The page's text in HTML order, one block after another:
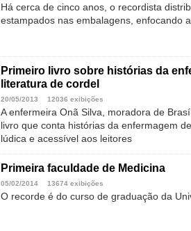
Há cerca de cinco anos, o recordista
estampados nas embalagens, enfocando
Primeiro livro sobre histórias da
literatura de cordel
20/05/2013 12036 exibições
A enfermeira Onã Silva, moradora de
livro que conta histórias da enfermagem
lúdica e acessível aos leitores
Primeira faculdade de Medicina
05/02/2014 13674 exibições
O recorde é do curso de graduação da